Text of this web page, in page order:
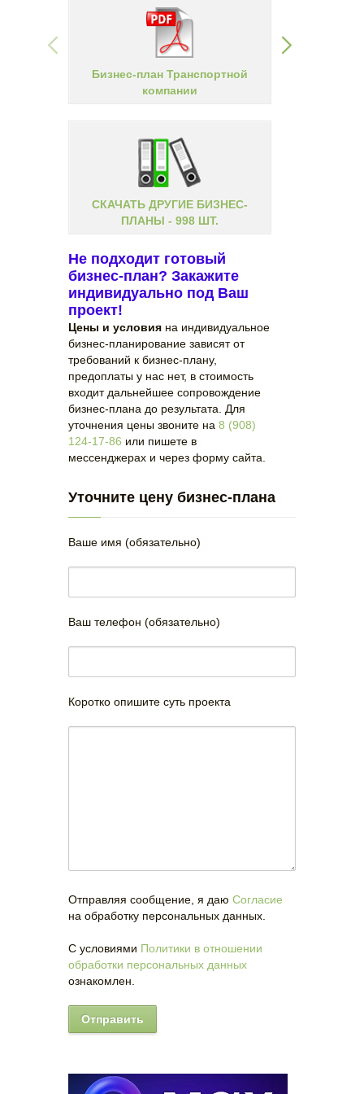
Бизнес-план Транспортной
компании
СКАЧАТЬ ДРУГИЕ БИЗНЕС-
ПЛАНЫ - 998 ШТ.
Не подходит готовый
бизнес-план? Закажите
индивидуально под Ваш
проект!
Цены и условия на индивидуальное
бизнес-планирование зависят от
требований к бизнес-плану,
предоплаты у нас нет, в стоимость
входит дальнейшее сопровождение
бизнес-плана до результата. Для
уточнения цены звоните на 8 (908)
124-17-86 или пишете в
мессенджерах и через форму сайта.
Уточните цену бизнес-плана
Ваше имя (обязательно)
Ваш телефон (обязательно)
Коротко опишите суть проекта
Отправляя сообщение, я даю Согласие
на обработку персональных данных.
С условиями Политики в отношении
обработки персональных данных
ознакомлен.